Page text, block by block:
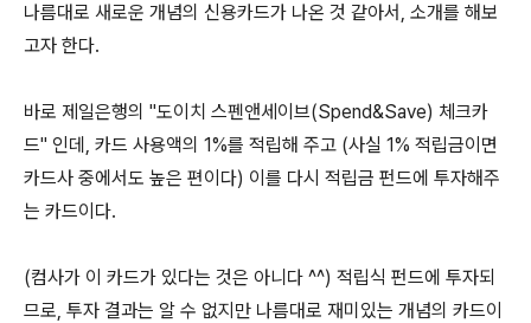
나름대로 새로운 개념의 신용카드가 나온 것 같아서, 소개를 해보
고자 한다.
바로 제일은행의 "도이치 스펜앤세이브(Spend&Save) 체크카
드" 인데, 카드 사용액의 1%를 적립해 주고 (사실 1% 적립금이면
카드사 중에서도 높은 편이다) 이를 다시 적립금 펀드에 투자해주
는 카드이다.
(컴사가 이 카드가 있다는 것은 아니다 ^^) 적립식 펀드에 투자되
므로, 투자 결과는 알 수 없지만 나름대로 재미있는 개념의 카드이